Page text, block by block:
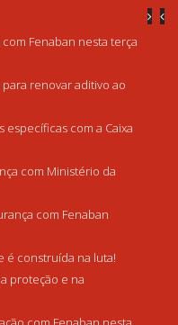
Fenaban nesta terça
renovar aditivo ao
específicas com a Caixa
com Ministério da
com Fenaban
é construída na luta!
proteção e na